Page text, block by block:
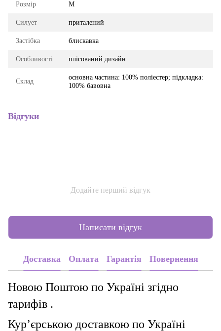
Розмір M
Силует приталений
Застібка блискавка
Особливості плісований дизайн
Склад
основна частина: 100% поліестер; підкладка:
100% бавовна
Відгуки
Додайте перший відгук
Написати відгук
Доставка Оплата Гарантія Повернення
Новою Поштою по Україні згідно
тарифів .
Кур’єрською доставкою по Україні